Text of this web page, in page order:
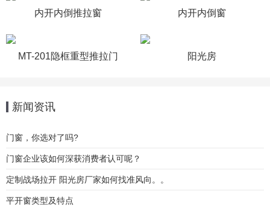
内开内倒推拉窗 内开内倒窗
MT-201隐框重型推拉门 阳光房
新闻资讯
门窗，你选对了吗?
门窗企业该如何深获消费者认可呢？
定制战场拉开 阳光房厂家如何找准风向。。
平开窗类型及特点